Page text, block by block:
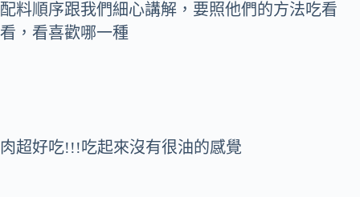
配料順序跟我們細心講解，要照他們的方法吃看
看，看喜歡哪一種
肉超好吃!!!吃起來沒有很油的感覺